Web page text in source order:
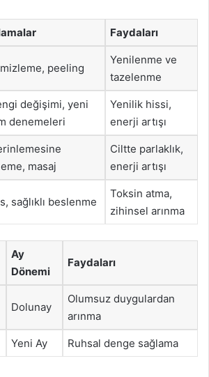
Faydaları
peeling
Yenilenme ve
tazelenme
değişimi, yeni
denemeleri
Yenilik hissi,
enerji artışı
masaj
Ciltte parlaklık,
enerji artışı
sağlıklı beslenme
Toksin atma,
zihinsel arınma
Ay
Dönemi
Faydaları
Dolunay
Olumsuz duygulardan
arınma
Yeni Ay Ruhsal denge sağlama